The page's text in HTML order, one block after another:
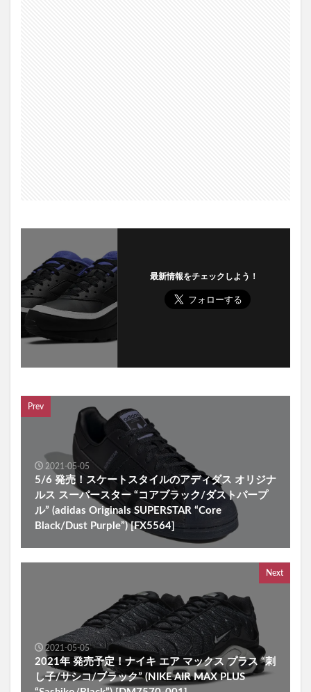
最新情報をチェックしよう！
Prev
2021-05-05
5/6 発売！スケートスタイルのアディダス オリジナ
ルス スーパースター “コアブラック/ダストパープ
ル” (adidas Originals SUPERSTAR “Core
Black/Dust Purple”) [FX5564]
Next
2021-05-05
2021年 発売予定！ナイキ エア マックス プラス “刺
し子/サシコ/ブラック” (NIKE AIR MAX PLUS